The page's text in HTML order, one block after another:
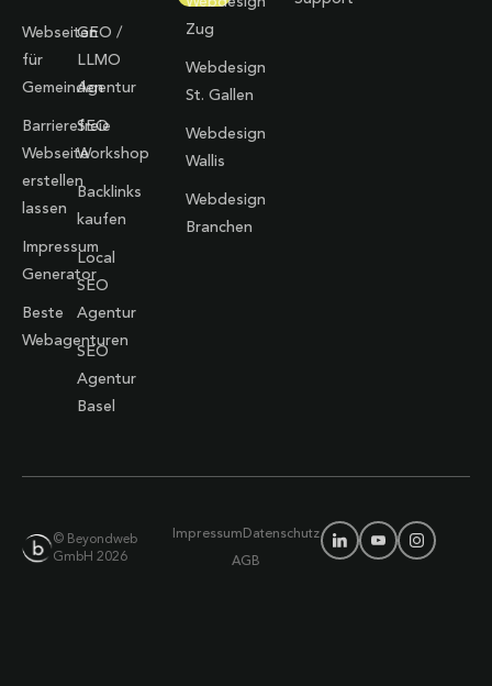
Webseiten
für
Gemeinden
Barrierefreie
Webseite
erstellen
lassen
Impressum
Generator
Beste
Webagenturen
GEO /
LLMO
Agentur
SEO
Workshop
Backlinks
kaufen
Local
SEO
Agentur
SEO
Agentur
Basel
Zug
Webdesign
St. Gallen
Webdesign
Wallis
Webdesign
Branchen
© Beyondweb
GmbH 2026
Impressum Datenschutz
AGB